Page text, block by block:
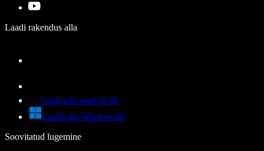
Laadi rakendus alla
Laadi alla macOS-ile
Laadi alla Windowsile
Soovitatud lugemine